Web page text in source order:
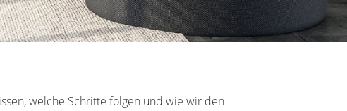
welche Schritte folgen und wie wir den